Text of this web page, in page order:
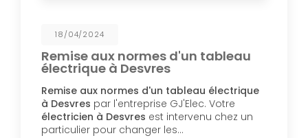
18/04/2024
Remise aux normes d'un tableau
électrique à Desvres
Remise aux normes d'un tableau électrique
à Desvres par l'entreprise GJ'Elec. Votre
électricien à Desvres est intervenu chez un
particulier pour changer les…